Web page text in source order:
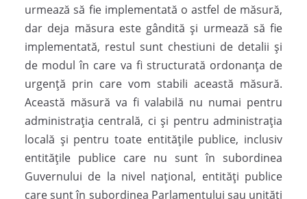
urmează să fie implementată o astfel de măsură,
dar deja măsura este gândită şi urmează să fie
implementată, restul sunt chestiuni de detalii şi
de modul în care va fi structurată ordonanţa de
urgenţă prin care vom stabili această măsură.
Această măsură va fi valabilă nu numai pentru
administraţia centrală, ci şi pentru administraţia
locală şi pentru toate entităţile publice, inclusiv
entităţile publice care nu sunt în subordinea
Guvernului de la nivel naţional, entităţi publice
care sunt în subordinea Parlamentului sau unităţi